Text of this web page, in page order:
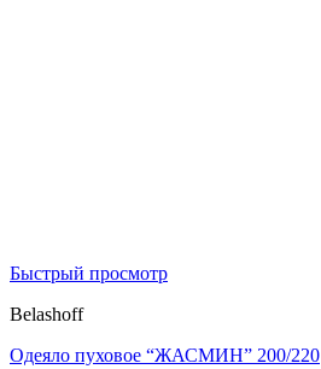
Быстрый просмотр
Belashoff
Одеяло пуховое “ЖАСМИН” 200/220